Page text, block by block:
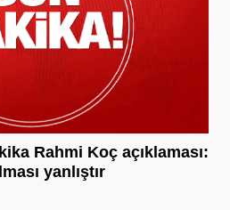
Rahmi Koç açıklaması:
yanlıştır